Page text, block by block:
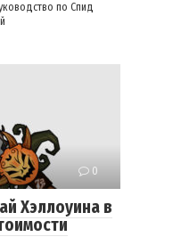
по Спид
0
Хэллоуина в